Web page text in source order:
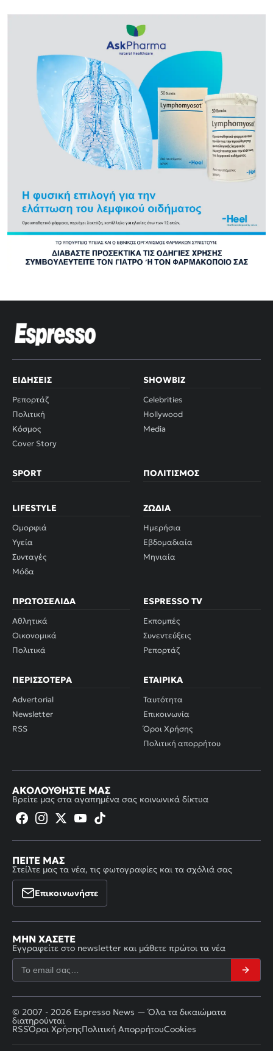
ΕΙΔΉΣΕΙΣ
Ρεπορτάζ
Πολιτική
Κόσμος
Cover Story
SHOWBIZ
Celebrities
Hollywood
Media
SPORT ΠΟΛΙΤΙΣΜΌΣ
LIFESTYLE
Ομορφιά
Υγεία
Συνταγές
Μόδα
ΖΏΔΙΑ
Ημερήσια
Εβδομαδιαία
Μηνιαία
ΠΡΩΤΟΣΈΛΙΔΑ
Αθλητικά
Οικονομικά
Πολιτικά
ESPRESSO TV
Εκπομπές
Συνεντεύξεις
Ρεπορτάζ
ΠΕΡΙΣΣΌΤΕΡΑ
Advertorial
Newsletter
RSS
ΕΤΑΙΡΙΚΆ
Ταυτότητα
Επικοινωνία
Όροι Χρήσης
Πολιτική απορρήτου
ΑΚΟΛΟΥΘΉΣΤΕ ΜΑΣ
Βρείτε μας στα αγαπημένα σας κοινωνικά δίκτυα
ΠΕΊΤΕ ΜΑΣ
Στείλτε μας τα νέα, τις φωτογραφίες και τα σχόλιά σας
Επικοινωνήστε
ΜΗΝ ΧΆΣΕΤΕ
Εγγραφείτε στο newsletter και μάθετε πρώτοι τα νέα
© 2007 - 2026 Espresso News — Όλα τα δικαιώματα
διατηρούνται
RSSΌροι ΧρήσηςΠολιτική ΑπορρήτουCookies